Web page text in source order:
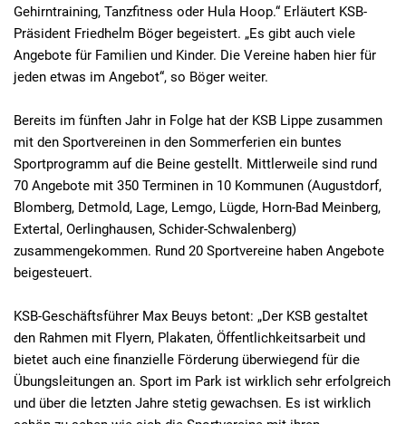
Gehirntraining, Tanzfitness oder Hula Hoop.“ Erläutert KSB-
Präsident Friedhelm Böger begeistert. „Es gibt auch viele
Angebote für Familien und Kinder. Die Vereine haben hier für
jeden etwas im Angebot“, so Böger weiter.
Bereits im fünften Jahr in Folge hat der KSB Lippe zusammen
mit den Sportvereinen in den Sommerferien ein buntes
Sportprogramm auf die Beine gestellt. Mittlerweile sind rund
70 Angebote mit 350 Terminen in 10 Kommunen (Augustdorf,
Blomberg, Detmold, Lage, Lemgo, Lügde, Horn-Bad Meinberg,
Extertal, Oerlinghausen, Schider-Schwalenberg)
zusammengekommen. Rund 20 Sportvereine haben Angebote
beigesteuert.
KSB-Geschäftsführer Max Beuys betont: „Der KSB gestaltet
den Rahmen mit Flyern, Plakaten, Öffentlichkeitsarbeit und
bietet auch eine finanzielle Förderung überwiegend für die
Übungsleitungen an. Sport im Park ist wirklich sehr erfolgreich
und über die letzten Jahre stetig gewachsen. Es ist wirklich